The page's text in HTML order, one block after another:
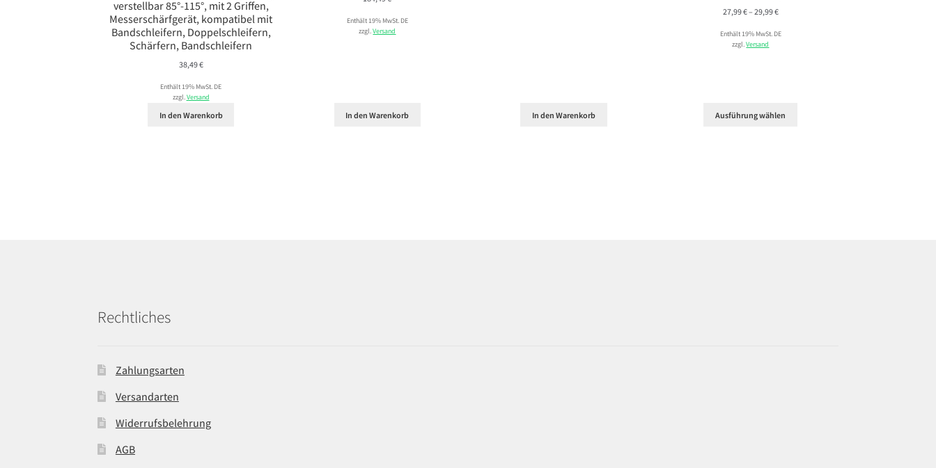
verstellbar 85°-115°, mit 2 Griffen,
Messerschärfgerät, kompatibel mit
Bandschleifern, Doppelschleifern,
Schärfern, Bandschleifern
38,49€
Enthält 19% MwSt. DE
zzgl.Versand
In den Warenkorb
Enthält 19% MwSt. DE
zzgl.Versand
In den Warenkorb In den Warenkorb
27,99€– 29,99€Preisspanne:
bis
Enthält 19% MwSt. DE
zzgl.Versand
Ausführung wählen
Rechtliches
Zahlungsarten
Versandarten
Widerrufsbelehrung
AGB